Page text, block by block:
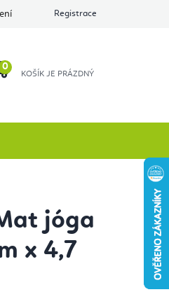
objednávky O nás
Registrace
jóga
x 4,7